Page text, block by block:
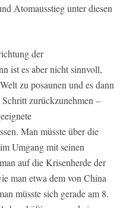
Atomausstieg unter diesen
der
ist es aber nicht sinnvoll,
zu posaunen und es dann
zurückzunehmen –
Man müsste über die
Umgang mit seinen
auf die Krisenherde der
man etwa dem von China
müsste sich gerade am 8.